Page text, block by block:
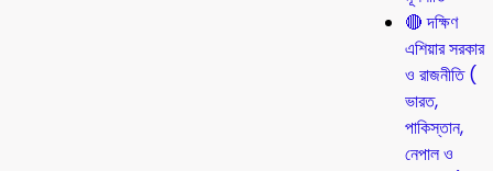
🔴 দক্ষিণ
এশিয়ার সরকার
ও রাজনীতি (
ভারত,
পাকিস্তান,
নেপাল ও